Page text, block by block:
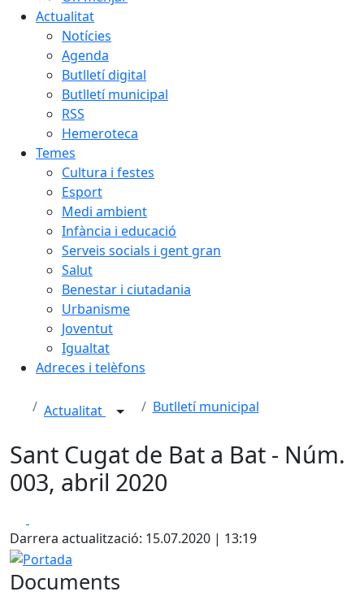
Actualitat
Notícies
Agenda
Butlletí digital
Butlletí municipal
RSS
Hemeroteca
Temes
Cultura i festes
Esport
Medi ambient
Infància i educació
Serveis socials i gent gran
Salut
Benestar i ciutadania
Urbanisme
Joventut
Igualtat
Adreces i telèfons
Actualitat Butlletí municipal
Sant Cugat de Bat a Bat - Núm.
003, abril 2020
Darrera actualització: 15.07.2020 | 13:19
Portada
Documents